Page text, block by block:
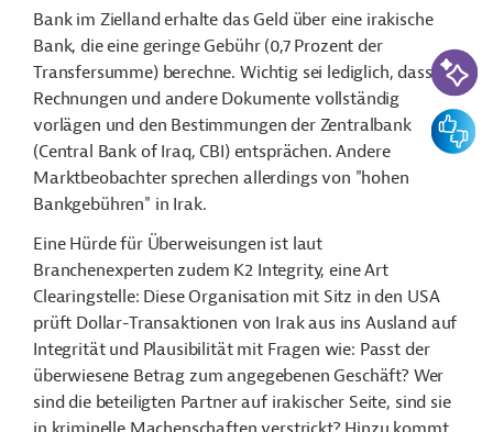
Bank im Zielland erhalte das Geld über eine irakische
Bank, die eine geringe Gebühr (0,7 Prozent der
Transfersumme) berechne. Wichtig sei lediglich, dass
Rechnungen und andere Dokumente vollständig
vorlägen und den Bestimmungen der Zentralbank
(Central Bank of Iraq, CBI) entsprächen. Andere
Marktbeobachter sprechen allerdings von "hohen
Bankgebühren" in Irak.
Eine Hürde für Überweisungen ist laut
Branchenexperten zudem K2 Integrity, eine Art
Clearingstelle: Diese Organisation mit Sitz in den USA
prüft Dollar-Transaktionen von Irak aus ins Ausland auf
Integrität und Plausibilität mit Fragen wie: Passt der
überwiesene Betrag zum angegebenen Geschäft? Wer
sind die beteiligten Partner auf irakischer Seite, sind sie
KI-